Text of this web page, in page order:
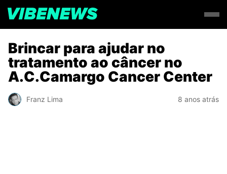
Brincar para ajudar no
tratamento ao câncer no
A.C.Camargo Cancer Center
Franz Lima 8 anos atrás